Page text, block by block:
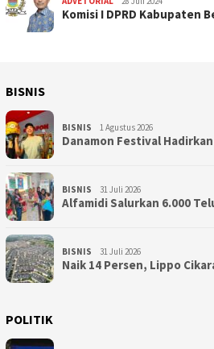
Komisi I DPRD Kabupaten
BISNIS
BISNIS 1 Agustus 2026
Danamon Festival
BISNIS 31 Juli 2026
Alfamidi Salurkan 6.000
BISNIS 31 Juli 2026
Naik 14 Persen, Lippo
POLITIK